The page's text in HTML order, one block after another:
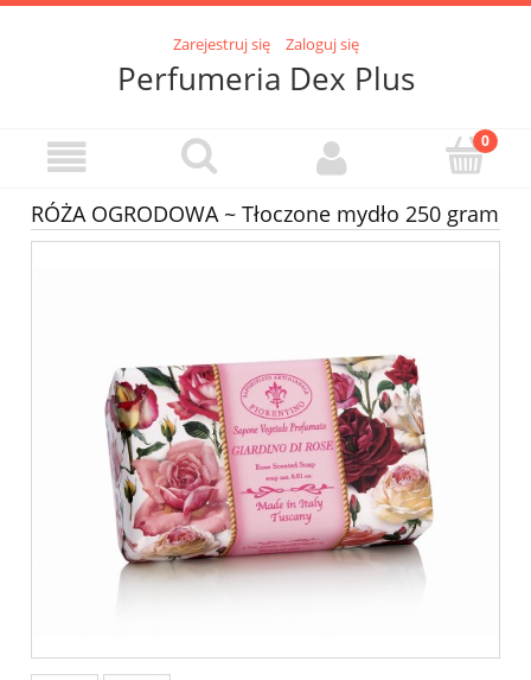
Zarejestruj się Zaloguj się
Perfumeria Dex Plus
RÓŻA OGRODOWA ~ Tłoczone mydło 250 gram